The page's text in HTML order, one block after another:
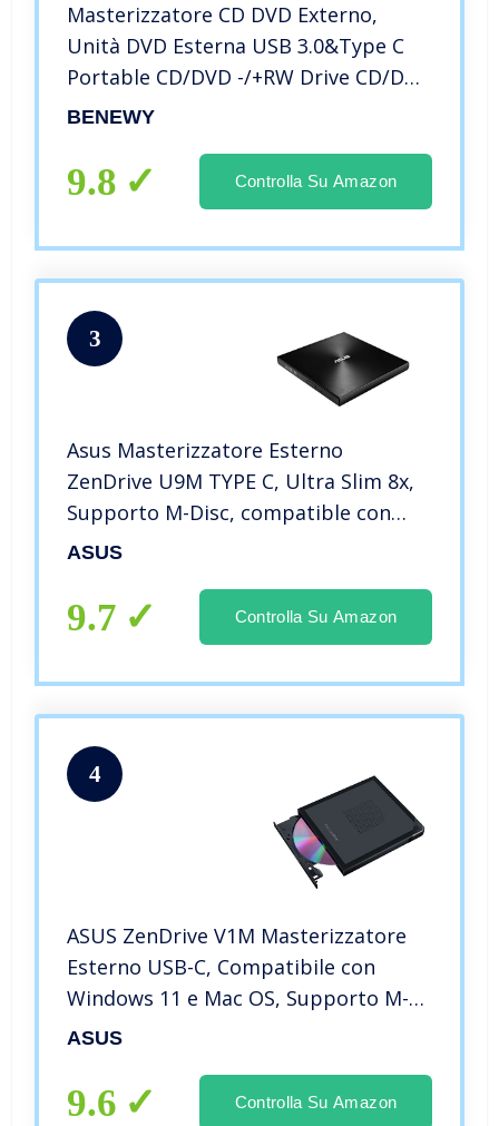
Masterizzatore CD DVD Externo,
Unità DVD Esterna USB 3.0&Type C
Portable CD/DVD -/+RW Drive CD/DVD
Lettore, plug & play/ a basso rumore,
Macbook, OS/Windows/Linux
BENEWY
9.8 Controlla Su Amazon
3
Asus Masterizzatore Esterno
ZenDrive U9M TYPE C, Ultra Slim 8x,
Supporto M-Disc, compatible con
Windows e Mac OS, colore Nero
ASUS
9.7 Controlla Su Amazon
4
ASUS ZenDrive V1M Masterizzatore
Esterno USB-C, Compatibile con
Windows 11 e Mac OS, Supporto M-
Disc, Software di Backup Incluso,
8X, Dvd-RW 8X, CD 24x, Nero
ASUS
9.6 Controlla Su Amazon